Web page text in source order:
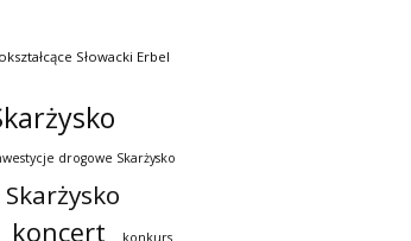
Słowacki Erbel
drogowe Skarżysko
koncert konkurs